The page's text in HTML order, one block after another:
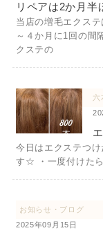
リペアは2か月半
当店の増毛エクス
～４か月に1回の間
クステの
六
今日はエクステつ
す☆ ・一度付けたら
お知らせ・ブログ
2025年09月15日